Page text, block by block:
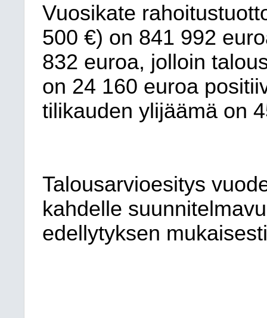
Vuosikate
500 €) on 841 992
832 euroa, jolloin
on 24 160 euroa
tilikauden ylijäämä on
Talousarvioesitys
kahdelle
edellytyksen